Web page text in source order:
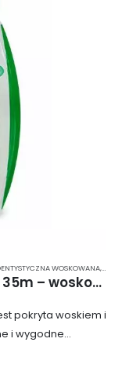
WOSKOWANA,
ELGYDIUM Dental Floss Fluoride 35m – woskowana nić dentystyczna, nasączona fluorem
pokryta woskiem i
i wygodne
bez ryzyka